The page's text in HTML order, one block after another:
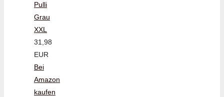
Pulli
Grau
XXL
31,98
EUR
Bei
Amazon
kaufen